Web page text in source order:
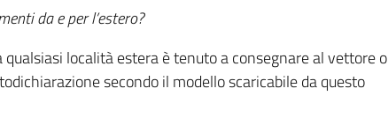
da e per l’estero?
località estera è tenuto a consegnare al vettore o
secondo il modello scaricabile da questo